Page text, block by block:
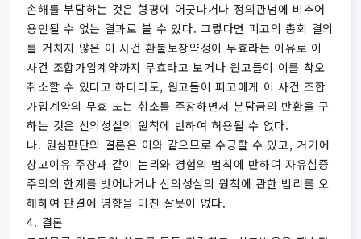
손해를 부담하는 것은 형평에 어긋나거나 정의관념에 비추어
용인될 수 없는 결과로 볼 수 있다. 그렇다면 피고의 총회 결의
를 거치지 않은 이 사건 환불보장약정이 무효라는 이유로 이
사건 조합가입계약까지 무효라고 보거나 원고들이 이를 착오
취소할 수 있다고 하더라도, 원고들이 피고에게 이 사건 조합
가입계약의 무효 또는 취소를 주장하면서 분담금의 반환을 구
하는 것은 신의성실의 원칙에 반하여 허용될 수 없다.
나. 원심판단의 결론은 이와 같으므로 수긍할 수 있고, 거기에
상고이유 주장과 같이 논리와 경험의 법칙에 반하여 자유심증
주의의 한계를 벗어나거나 신의성실의 원칙에 관한 법리를 오
해하여 판결에 영향을 미친 잘못이 없다.
4. 결론